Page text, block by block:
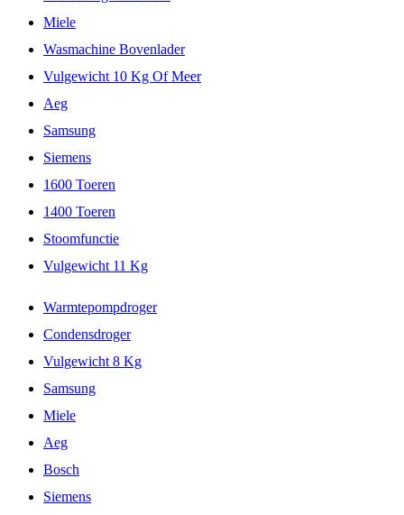
Miele
Wasmachine Bovenlader
Vulgewicht 10 Kg Of Meer
Aeg
Samsung
Siemens
1600 Toeren
1400 Toeren
Stoomfunctie
Vulgewicht 11 Kg
Warmtepompdroger
Condensdroger
Vulgewicht 8 Kg
Samsung
Miele
Aeg
Bosch
Siemens